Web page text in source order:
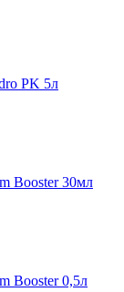
PK 5л
Booster 30мл
Booster 0,5л